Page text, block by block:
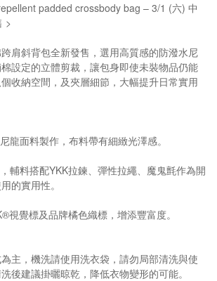
padded crossbody bag – 3/1 (六) 中
>
肩斜背包全新發售，選用高質感的防潑水尼
設定的立體剪裁，讓包身即使未裝物品仍能
收納空間，及夾層細節，大幅提升日常實用
龍面料製作，布料帶有細緻光澤感。
輔料搭配YKK拉鍊、彈性拉繩、魔鬼氈作為開
的實用性。
視覺標及品牌橘色織標，增添豐富度。
主，機洗請使用洗衣袋，請勿局部清洗與使
後建議掛曬晾乾，降低衣物變形的可能。